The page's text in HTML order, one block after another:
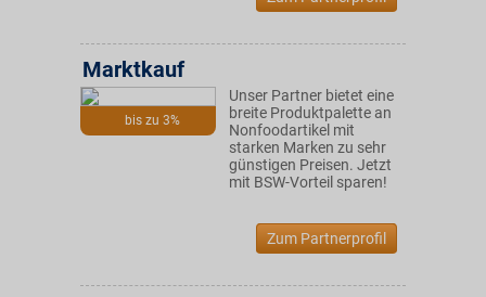
bis zu 3%
Marktkauf
Unser Partner bietet eine
breite Produktpalette an
Nonfoodartikel mit
starken Marken zu sehr
günstigen Preisen. Jetzt
mit BSW-Vorteil sparen!
Zum Partnerprofil